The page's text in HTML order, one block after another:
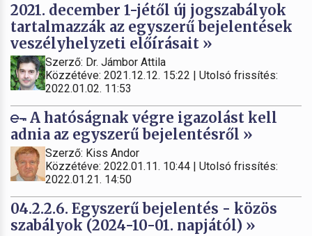
2021. december 1-jétől új jogszabályok
tartalmazzák az egyszerű bejelentések
veszélyhelyzeti előírásait »
Szerző: Dr. Jámbor Attila
Közzétéve: 2021.12.12. 15:22 | Utolsó frissítés:
2022.01.02. 11:53
A hatóságnak végre igazolást kell
adnia az egyszerű bejelentésről »
Szerző: Kiss Andor
Közzétéve: 2022.01.11. 10:44 | Utolsó frissítés:
2022.01.21. 14:50
04.2.2.6. Egyszerű bejelentés - közös
szabályok (2024-10-01. napjától) »